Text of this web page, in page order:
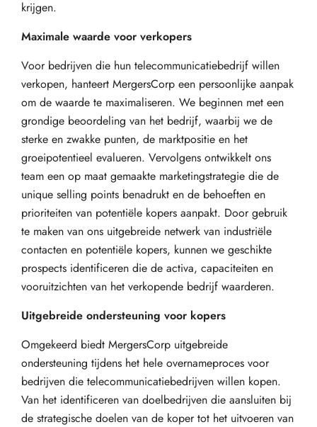
krijgen.
Maximale waarde voor verkopers
Voor bedrijven die hun telecommunicatiebedrijf willen
verkopen, hanteert MergersCorp een persoonlijke aanpak
om de waarde te maximaliseren. We beginnen met een
grondige beoordeling van het bedrijf, waarbij we de
sterke en zwakke punten, de marktpositie en het
groeipotentieel evalueren. Vervolgens ontwikkelt ons
team een op maat gemaakte marketingstrategie die de
unique selling points benadrukt en de behoeften en
prioriteiten van potentiële kopers aanpakt. Door gebruik
te maken van ons uitgebreide netwerk van industriële
contacten en potentiële kopers, kunnen we geschikte
prospects identificeren die de activa, capaciteiten en
vooruitzichten van het verkopende bedrijf waarderen.
Uitgebreide ondersteuning voor kopers
Omgekeerd biedt MergersCorp uitgebreide
ondersteuning tijdens het hele overnameproces voor
bedrijven die telecommunicatiebedrijven willen kopen.
Van het identificeren van doelbedrijven die aansluiten bij
de strategische doelen van de koper tot het uitvoeren van